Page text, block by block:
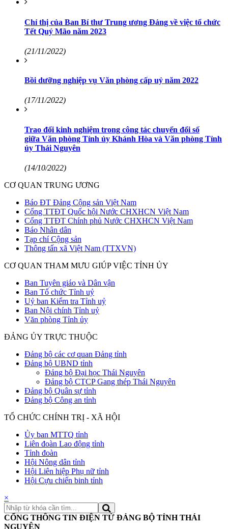
Chỉ thị của Ban Bí thư Trung ương Đảng về việc tổ chức
Tết Quý Mão năm 2023
(21/11/2022)
Bồi dưỡng nghiệp vụ Văn phòng cấp uỷ năm 2022
(17/11/2022)
Trao đổi kinh nghiệm trong công tác chuyển đổi số
giữa Văn phòng Tỉnh ủy Khánh Hòa và Văn phòng Tỉnh
ủy Thái Nguyên
(14/10/2022)
CƠ QUAN TRUNG ƯƠNG
Báo ĐT Đảng Cộng sản Việt Nam
Cổng TTĐT Quốc hội Nước CHXHCN Việt Nam
Cổng TTĐT Chính phủ Nước CHXHCN Việt Nam
Báo Nhân dân
Tạp chí Cộng sản
Thông tấn xã Việt Nam (TTXVN)
CƠ QUAN THAM MƯU GIÚP VIỆC TỈNH ỦY
Ban Tuyên giáo và Dân vận
Ban Tổ chức Tỉnh uỷ
Uỷ ban Kiểm tra Tỉnh uỷ
Ban Nội chính Tỉnh uỷ
Văn phòng Tỉnh ủy
ĐẢNG ỦY TRỰC THUỘC
Đảng bộ các cơ quan Đảng tỉnh
Đảng bộ UBND tỉnh
Đảng bộ Đại học Thái Nguyên
Đảng bộ CTCP Gang thép Thái Nguyên
Đảng bộ Quân sự tỉnh
Đảng bộ Công an tỉnh
TỔ CHỨC CHÍNH TRỊ - XÃ HỘI
Ủy ban MTTQ tỉnh
Liên đoàn Lao động tỉnh
Tỉnh đoàn
Hội Nông dân tỉnh
Hội Liên hiệp Phụ nữ tỉnh
Hội Cựu chiến binh tỉnh
×
CỔNG THÔNG TIN ĐIỆN TỬ ĐẢNG BỘ TỈNH THÁI
NGUYÊN